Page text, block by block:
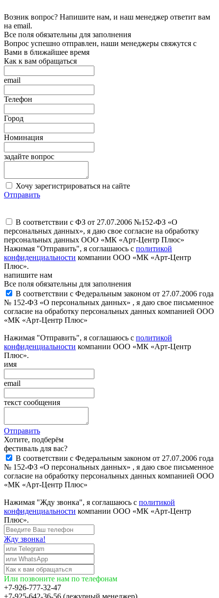
Возник вопрос? Напишите нам, и наш менеджер ответит вам
на email.
Все поля обязательны для заполнения
Вопрос успешно отправлен, наши менеджеры свяжутся с
Вами в ближайшее время
Как к вам обращаться
email
Телефон
Город
Номинация
задайте вопрос
Хочу зарегистрироваться на сайте
Отправить
В соответствии с ФЗ от 27.07.2006 №152-ФЗ «О
персональных данных», я даю свое согласие на обработку
персональных данных ООО «МК «Арт-Центр Плюс»
Нажимая "Отправить", я соглашаюсь с политикой
конфиденциальности компании ООО «МК «Арт-Центр
Плюс».
напишите нам
Все поля обязательны для заполнения
В соответствии с Федеральным законом от 27.07.2006 года
№ 152-ФЗ «О персональных данных» , я даю свое письменное
согласие на обработку персональных данных компанией ООО
«МК «Арт-Центр Плюс»
Нажимая "Отправить", я соглашаюсь с политикой
конфиденциальности компании ООО «МК «Арт-Центр
Плюс».
имя
email
текст сообщения
Отправить
Хотите, подберём
фестиваль для вас?
В соответствии с Федеральным законом от 27.07.2006 года
№ 152-ФЗ «О персональных данных» , я даю свое письменное
согласие на обработку персональных данных компанией ООО
«МК «Арт-Центр Плюс»
Нажимая "Жду звонка", я соглашаюсь с политикой
конфиденциальности компании ООО «МК «Арт-Центр
Плюс».
Жду звонка!
Или позвоните нам по телефонам
+7-926-777-32-47
+7-925-642-36-56 (дежурный менеджер)